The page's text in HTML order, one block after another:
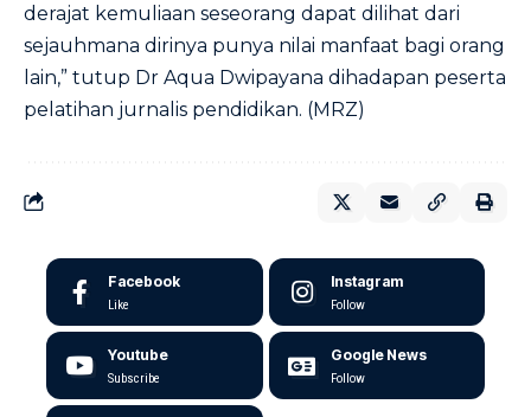
derajat kemuliaan seseorang dapat dilihat dari
sejauhmana dirinya punya nilai manfaat bagi orang
lain,” tutup Dr Aqua Dwipayana dihadapan peserta
pelatihan jurnalis pendidikan. (MRZ)
Facebook
Like
Instagram
Follow
Youtube
Subscribe
Google News
Follow